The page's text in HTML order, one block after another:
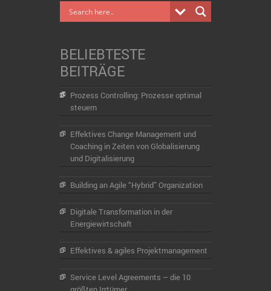
BELIEBTESTE
BEITRÄGE
Prozess Controlling: Prozesse optimal
steuern
Effektives Change Management und
Coaching in Zeiten von Globalisierung
und Digitalisierung
Building an Agile “Hybrid” Organization
Digitale Transformation in der
Energiewirtschaft
Effektives & agiles Projektmanagement
Service Level Agreements – die 10